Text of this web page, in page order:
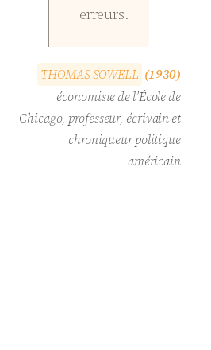
erreurs.
THOMASSOWELL (1930)
économiste de l’École de
Chicago, professeur, écrivain et
chroniqueur politique
américain